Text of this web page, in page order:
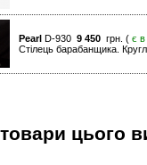
Pearl D-930 9 450 грн. ( є в
Стілець барабанщика.
товари цього